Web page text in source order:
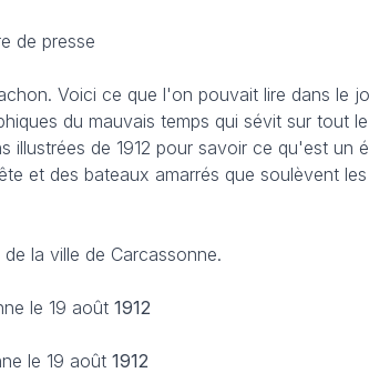
de presse
Voici ce que l'on pouvait lire dans le
du mauvais temps qui sévit sur tout
illustrées de 1912 pour savoir ce qu'est un
et des bateaux amarrés que soulèvent les
la ville de Carcassonne.
le 19 août 1912
le 19 août 1912